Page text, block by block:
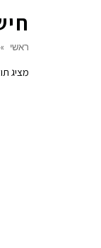
ראשי »
מציג